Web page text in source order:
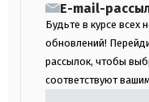
E-mail-
Будьте в курсе всех
обновлений!
рассылок, чтобы
соответствуют